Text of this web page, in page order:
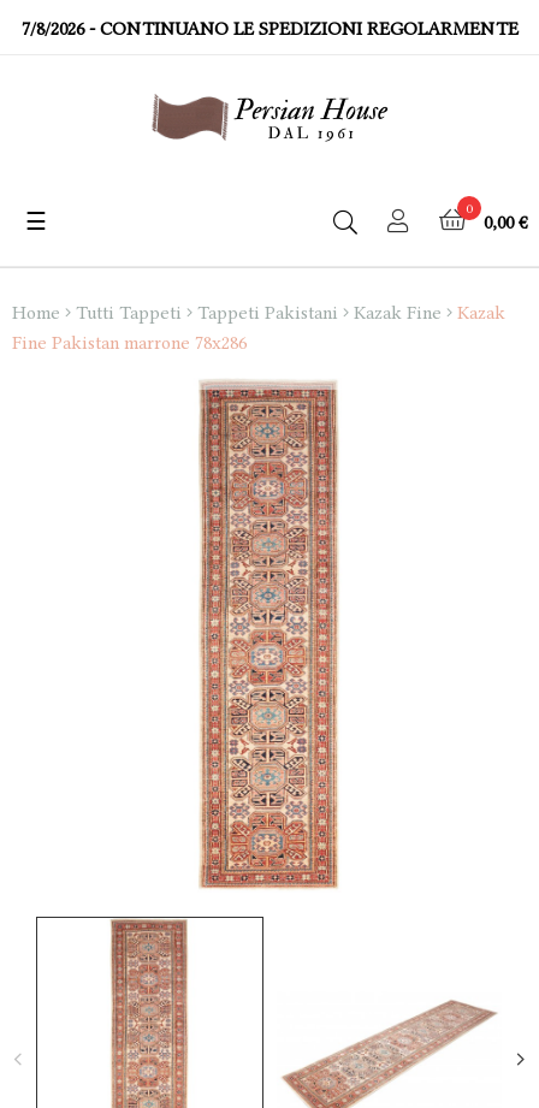
7/8/2026- CONTINUANO LE SPEDIZIONI REGOLARMENTE
0
0,00 €
navigazione
☰
Home Tutti Tappeti Tappeti Pakistani Kazak Fine
Kazak
Fine Pakistan marrone 78x286